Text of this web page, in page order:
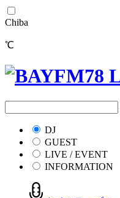
Chiba
℃
DJ
GUEST
LIVE / EVENT
INFORMATION